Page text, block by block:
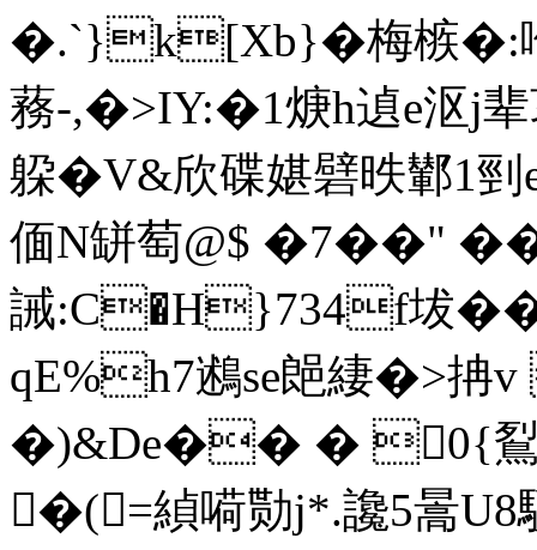
�.`}k[Xb}�梅槉�:
蓩-,�>IY:�1焿h遉e沤
躱�V&欣碟媅礕昳鄻
偭N缾萄@$ �7��"
誡:C�H}734f坺
qE%h7鶐se郒緀�>抩
�)&De�� � 0{鴷
�(=緽嗬勚j*.讒5暠